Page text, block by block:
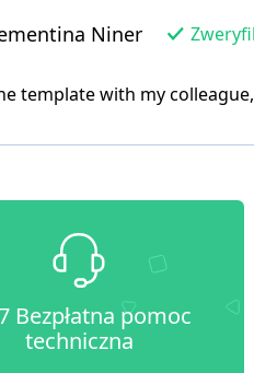
Niner
template with my
Bezpłatna pomoc
techniczna